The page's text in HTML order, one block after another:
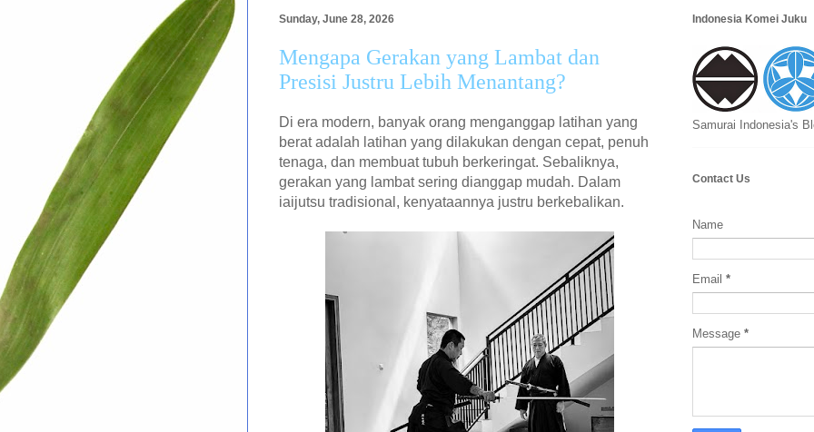
Sunday, June 28, 2026
Mengapa Gerakan yang Lambat dan
Presisi Justru Lebih Menantang?
Di era modern, banyak orang menganggap latihan yang
berat adalah latihan yang dilakukan dengan cepat, penuh
tenaga, dan membuat tubuh berkeringat. Sebaliknya,
gerakan yang lambat sering dianggap mudah. Dalam
iaijutsu tradisional, kenyataannya justru berkebalikan.
Indonesia Komei Juku
Samurai Indonesia's
Contact Us
Name
Email *
Message *